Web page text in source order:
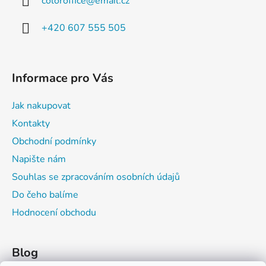
+420 607 555 505
Informace pro Vás
Jak nakupovat
Kontakty
Obchodní podmínky
Napište nám
Souhlas se zpracováním osobních údajů
Do čeho balíme
Hodnocení obchodu
Blog